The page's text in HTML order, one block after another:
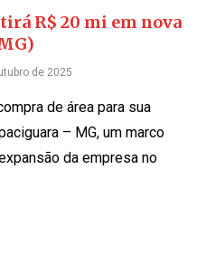
R$ 20 mi em nova
de 2025
de área para sua
– MG, um marco
da empresa no